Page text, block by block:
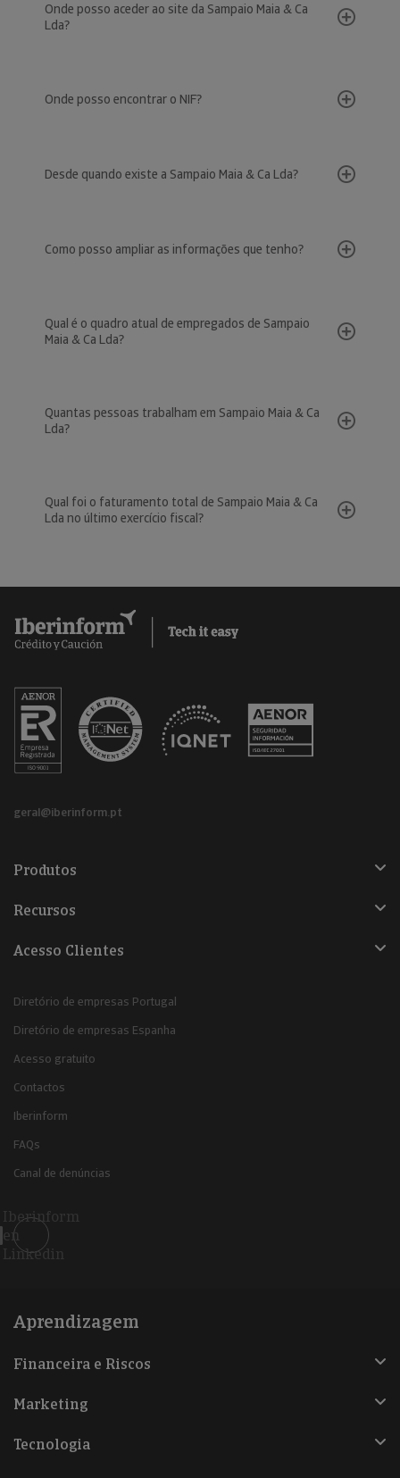
Onde posso aceder ao site da Sampaio Maia & Ca
Lda?
Onde posso encontrar o NIF?
Desde quando existe a Sampaio Maia & Ca Lda?
Como posso ampliar as informações que tenho?
Qual é o quadro atual de empregados de Sampaio
Maia & Ca Lda?
Quantas pessoas trabalham em Sampaio Maia & Ca
Lda?
Qual foi o faturamento total de Sampaio Maia & Ca
Lda no último exercício fiscal?
geral@iberinform.pt
Produtos
Recursos
Acesso Clientes
Diretório de empresas Portugal
Diretório de empresas Espanha
Acesso gratuito
Contactos
Iberinform
FAQs
Canal de denúncias
Iberinform
en
Linkedin
Aprendizagem
Financeira e Riscos
Marketing
Tecnologia